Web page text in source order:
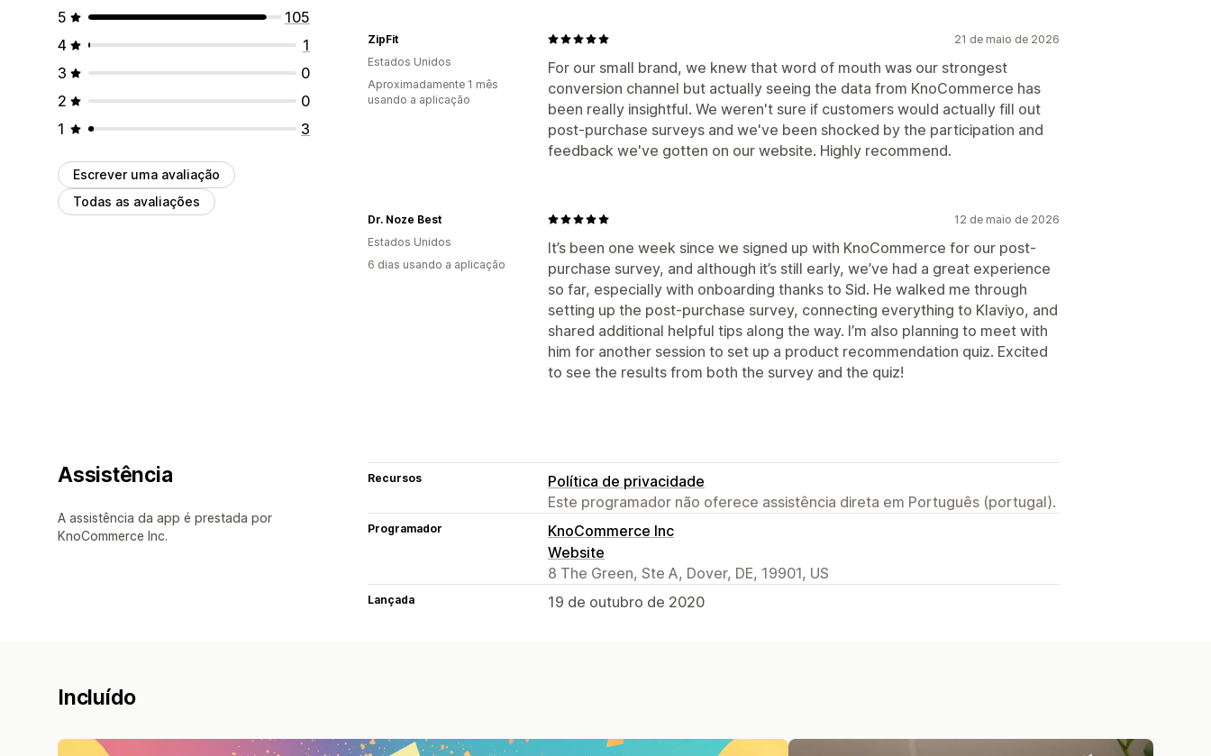
5
105
4
1
3
0
2
0
1
3
Escrever uma avaliação
Todas as avaliações
21 de maio de 2026
For our small brand, we knew that word of mouth was our strongest
conversion channel but actually seeing the data from KnoCommerce has
been really insightful. We weren't sure if customers would actually fill out
post-purchase surveys and we've been shocked by the participation and
feedback we've gotten on our website. Highly recommend.
ZipFit
Estados Unidos
Aproximadamente 1 mês
usando a aplicação
12 de maio de 2026
It’s been one week since we signed up with KnoCommerce for our post-
purchase survey, and although it’s still early, we’ve had a great experience
so far, especially with onboarding thanks to Sid. He walked me through
setting up the post-purchase survey, connecting everything to Klaviyo, and
shared additional helpful tips along the way. I’m also planning to meet with
him for another session to set up a product recommendation quiz. Excited
to see the results from both the survey and the quiz!
Dr. Noze Best
Estados Unidos
6 dias usando a aplicação
Assistência
A assistência da app é prestada por
KnoCommerce Inc.
Recursos
Política de privacidade
Este programador não oferece assistência direta em Português (portugal).
Programador
KnoCommerce Inc
Website
8 The Green, Ste A, Dover, DE, 19901, US
Lançada 19 de outubro de 2020
Incluído